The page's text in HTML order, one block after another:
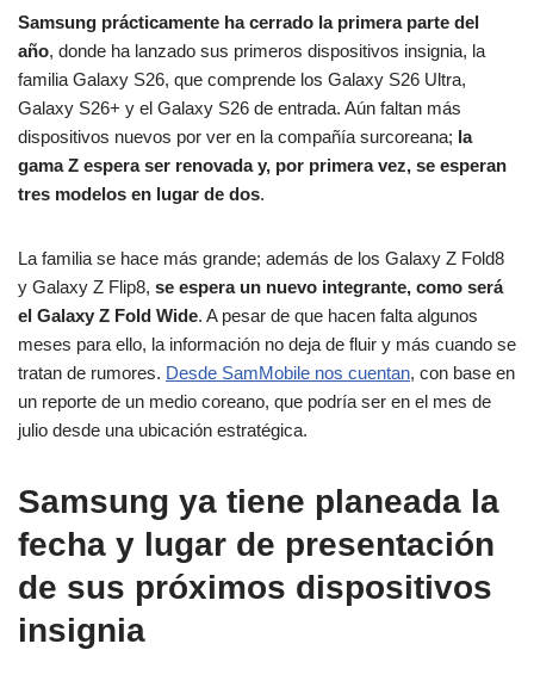
Samsung prácticamente ha cerrado la primera parte del
año, donde ha lanzado sus primeros dispositivos insignia, la
familia Galaxy S26, que comprende los Galaxy S26 Ultra,
Galaxy S26+ y el Galaxy S26 de entrada. Aún faltan más
dispositivos nuevos por ver en la compañía surcoreana; la
gama Z espera ser renovada y, por primera vez, se esperan
tres modelos en lugar de dos.
La familia se hace más grande; además de los Galaxy Z Fold8
y Galaxy Z Flip8, se espera un nuevo integrante, como será
el Galaxy Z Fold Wide. A pesar de que hacen falta algunos
meses para ello, la información no deja de fluir y más cuando se
tratan de rumores. Desde SamMobile nos cuentan, con base en
un reporte de un medio coreano, que podría ser en el mes de
julio desde una ubicación estratégica.
Samsung ya tiene planeada la
fecha y lugar de presentación
de sus próximos dispositivos
insignia